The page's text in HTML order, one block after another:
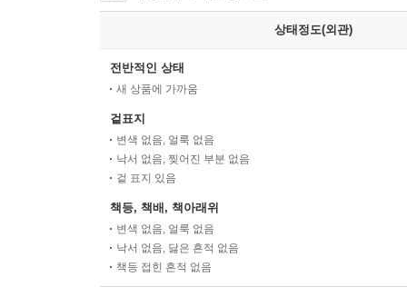
상태정도(외관)
전반적인 상태
새 상품에 가까움
겉표지
변색 없음, 얼룩 없음
낙서 없음, 찢어진 부분 없음
겉 표지 있음
책등, 책배, 책아래위
변색 없음, 얼룩 없음
낙서 없음, 닳은 흔적 없음
책등 접힌 흔적 없음